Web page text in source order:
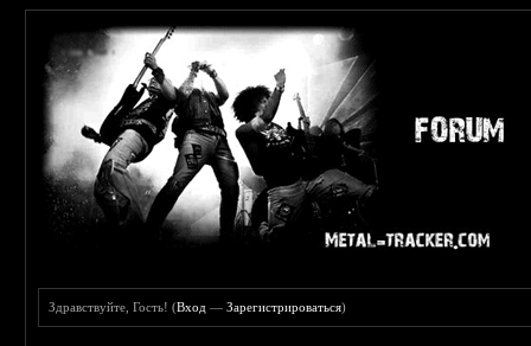
Здравствуйте, Гость! (Вход —Зарегистрироваться)